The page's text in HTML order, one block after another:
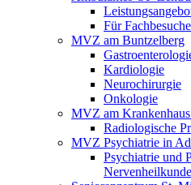
Für
MVZ am Buntzelberg
Kardiologie
Neurochirurgie
Onkologie
MVZ am
Radiologische
MVZ Psychiatrie in
Psychiatrie und
Nervenheilkunde